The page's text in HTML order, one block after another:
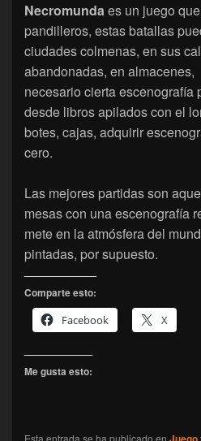
Necromundaes un juego
pandilleros, estas batallas
ciudades colmenas, en sus
abandonadas, en
necesario cierta escenografía
desde libros apilados con el
botes, cajas, adquirir
cero.
Las mejores partidas son
mesas con una escenografía
mete en la atmósfera del
pintadas, por supuesto.
Comparte esto:
Facebook
X
Me gusta esto:
Esta entrada se ha publicado en